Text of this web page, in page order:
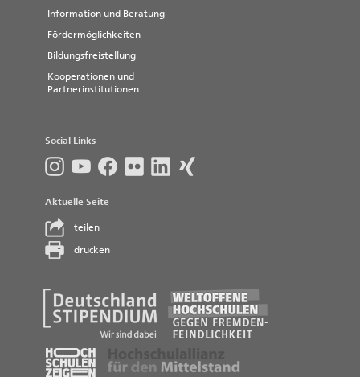
Information und Beratung
Fördermöglichkeiten
Bildungsfreistellung
Kooperationen und
Partnerinstitutionen
Social Links
Aktuelle Seite
teilen
drucken